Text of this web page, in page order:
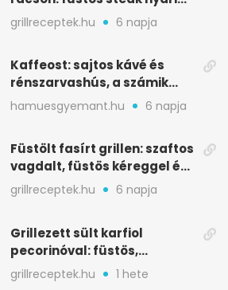
tökkebabbal
grillreceptek.hu 6 napja
Kaffeost: sajtos kávé és
rénszarvashús, a számik
melegítő itala
hamuesgyemant.hu 6 napja
Füstölt fasírt grillen: szaftos
vagdalt, füstös kéreggel és
BBQ mázzal
grillreceptek.hu 6 napja
Grillezett sült karfiol
pecorinóval: füstös,
karamellizált nyári kedvenc
grillreceptek.hu 1 hete